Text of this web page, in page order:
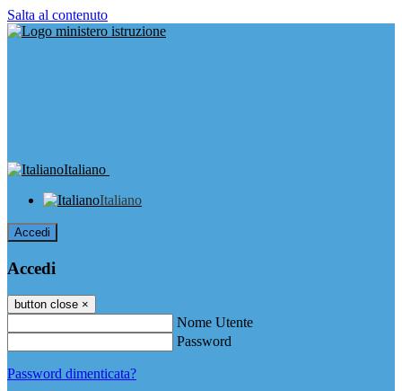
Salta al contenuto
Italiano
Italiano
Accedi
Accedi
button close ×
Nome Utente
Password
Password dimenticata?